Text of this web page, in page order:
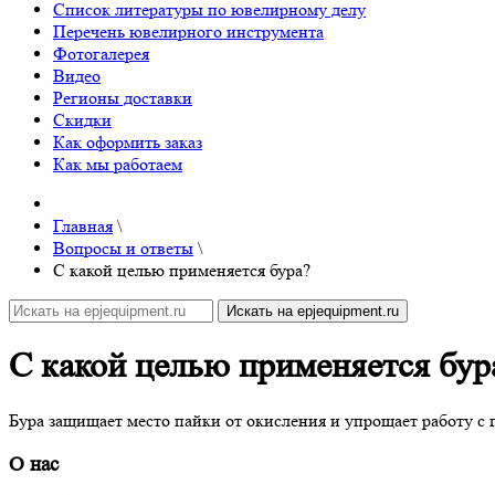
Список литературы по ювелирному делу
Перечень ювелирного инструмента
Фотогалерея
Видео
Регионы доставки
Скидки
Как оформить заказ
Как мы работаем
Главная \
Вопросы и ответы \
С какой целью применяется бура?
С какой целью применяется
Бура защищает место пайки от окисления и упрощает работу с
О нас